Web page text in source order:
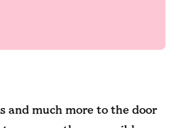
and much more to the door